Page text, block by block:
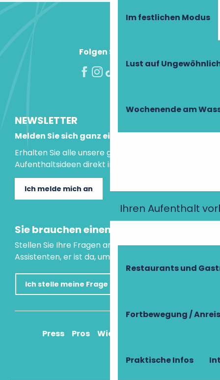
Im festlichen Modus
Lust auf
Wochenende am
Ihren Aufenthalt
Restaurants und
Fortbewegung /
Praktische Infos
Folgen Sie uns!
NEWSLETTER
Melden Sie sich ganz einfach an!
Erhalten Sie alle unsere guten Tipps und
Aufenthaltsideen direkt in Ihre Mailbox.
Ich melde mich an
Sie brauchen einen Rat?
Stellen Sie Ihre Fragen an unseren virtuellen
Assistenten, er ist da, um Ihnen zu helfen.
Ich stelle meine Frage
Press Pros Wie komme ich an?